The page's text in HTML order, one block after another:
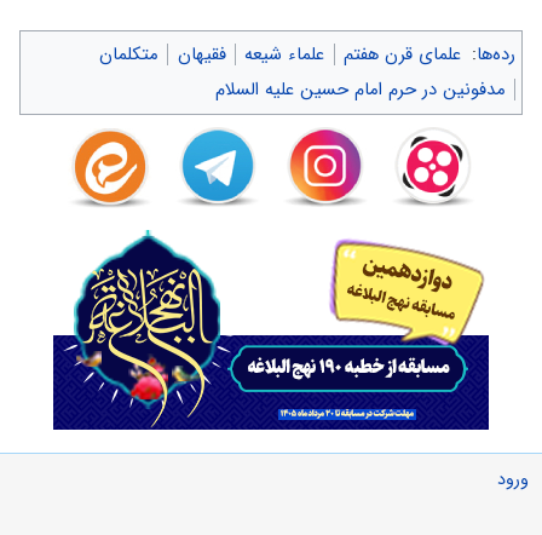
رده‌ها: علمای قرن هفتم علماء شیعه فقیهان
متکلمان
مدفونین در حرم امام حسین علیه السلام
ورود